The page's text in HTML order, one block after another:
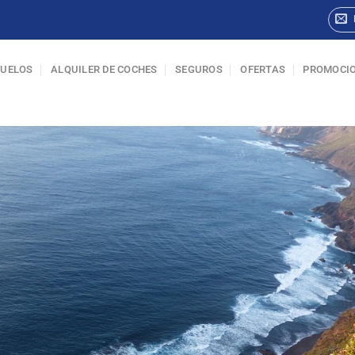
ALQUILER DE COCHES SEGUROS OFERTAS